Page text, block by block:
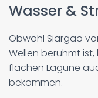
Wasser &
Obwohl Siargao
Wellen berühmt
flachen Lagune
bekommen.